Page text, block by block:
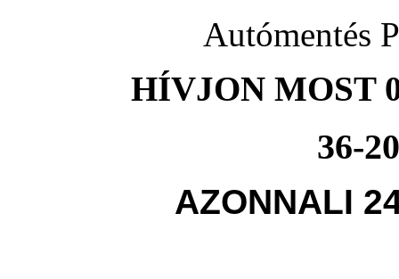
Autómentés
HÍVJON MOST
36-
AZONNALI